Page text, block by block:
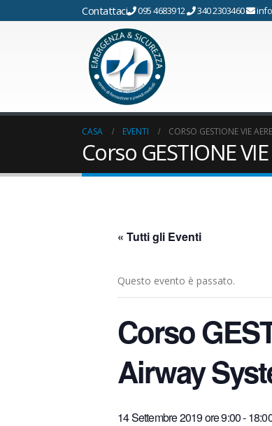
Contattaci 095 4683912 340 2303460
CASA EVENTI CORSO GESTIONE VIE
Corso GESTIONE
« Tutti gli Eventi
Questo evento è passato.
Corso
Airway
14 Settembre 2019 ore 9:00-